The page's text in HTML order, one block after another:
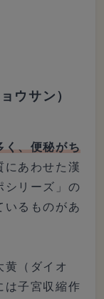
ウサン）
く、便秘がち
にあわせた漢
シリーズ」の
いるものがあ
黄（ダイオ
は子宮収縮作